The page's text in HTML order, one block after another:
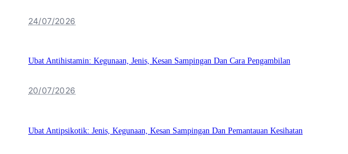
24/07/2026
Ubat Antihistamin: Kegunaan, Jenis, Kesan Sampingan Dan Cara Pengambilan
20/07/2026
Ubat Antipsikotik: Jenis, Kegunaan, Kesan Sampingan Dan Pemantauan Kesihatan